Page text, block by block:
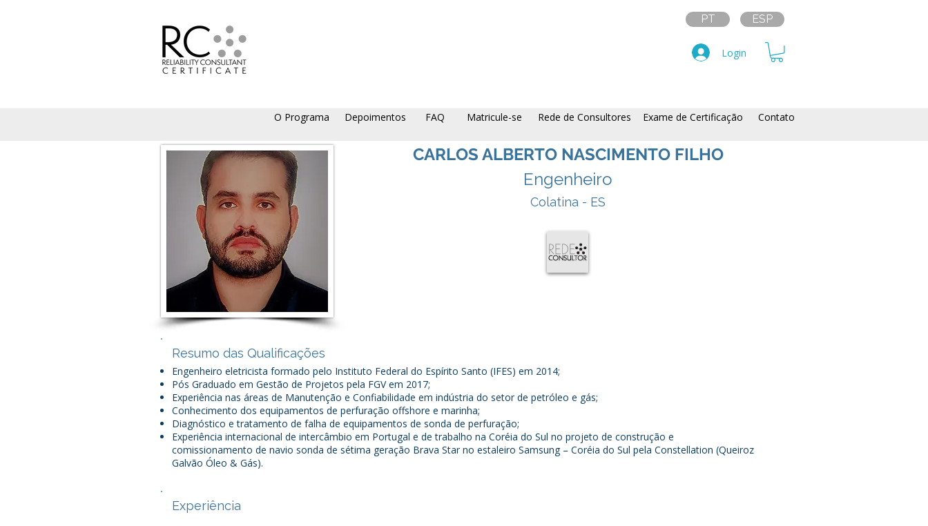
PT ESP
Login
O Programa Depoimentos FAQ Matricule-se Rede de Consultores Exame de Certificação Contato
CARLOS ALBERTO NASCIMENTO FILHO
Engenheiro
Colatina - ES
Resumo das Qualificações
Engenheiro eletricista formado pelo Instituto Federal do Espírito Santo (IFES) em 2014;
Pós Graduado em Gestão de Projetos pela FGV em 2017;
Experiência nas áreas de Manutenção e Confiabilidade em indústria do setor de petróleo e gás;
Conhecimento dos equipamentos de perfuração offshore e marinha;
Diagnóstico e tratamento de falha de equipamentos de sonda de perfuração;
Experiência internacional de intercâmbio em Portugal e de trabalho na Coréia do Sul no projeto de construção e
comissionamento de navio sonda de sétima geração Brava Star no estaleiro Samsung – Coréia do Sul pela Constellation (Queiroz
Galvão Óleo & Gás).
Experiência